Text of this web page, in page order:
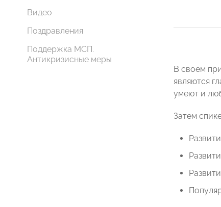
Видео
Поздравления
Поддержка МСП.
Антикризисные меры
В своем
являются
умеют и
Затем